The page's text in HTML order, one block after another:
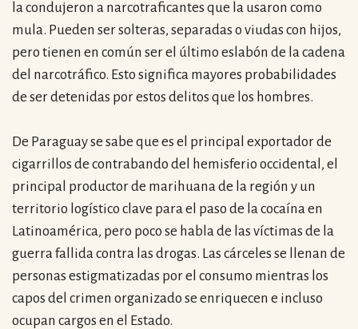
chequeo
descargables
acerca
blog
contacto
la condujeron a narcotraficantes que la usaron como
mula. Pueden ser solteras, separadas o viudas con hijos,
pero tienen en común ser el último eslabón de la cadena
del narcotráfico. Esto significa mayores probabilidades
de ser detenidas por estos delitos que los hombres.
De Paraguay se sabe que es el principal exportador de
cigarrillos de contrabando del hemisferio occidental, el
principal productor de marihuana de la región y un
territorio logístico clave para el paso de la cocaína en
Latinoamérica, pero poco se habla de las víctimas de la
guerra fallida contra las drogas. Las cárceles se llenan de
personas estigmatizadas por el consumo mientras los
capos del crimen organizado se enriquecen e incluso
ocupan cargos en el Estado.